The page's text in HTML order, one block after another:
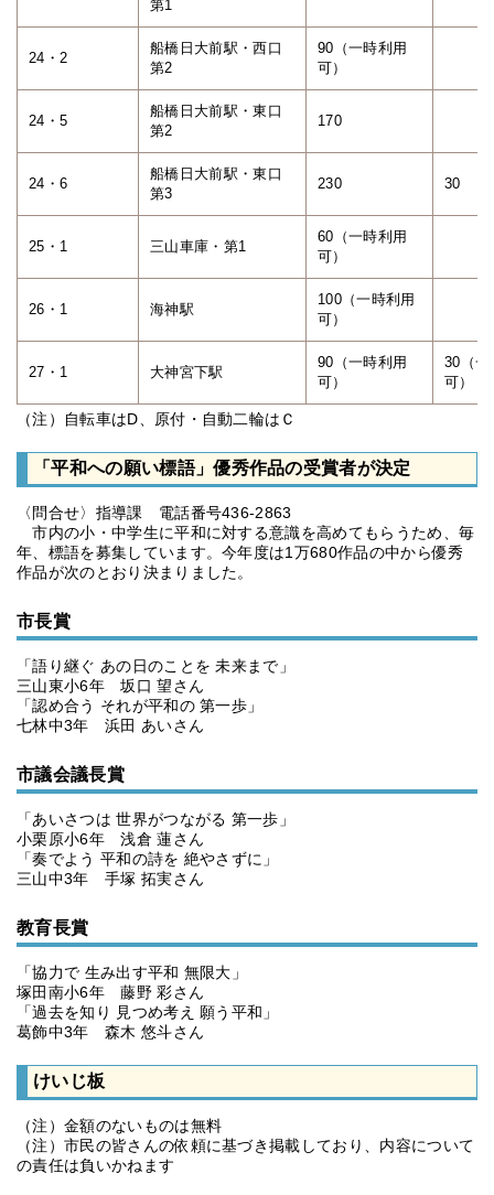
第1
24・2
船橋日大前駅・西口
第2
90（一時利用
可）
24・5
船橋日大前駅・東口
第2
170
24・6
船橋日大前駅・東口
第3
230 30
25・1 三山車庫・第1
60（一時利用
可）
26・1 海神駅
100（一時利用
可）
27・1 大神宮下駅
90（一時利用
可）
30（一
可）
（注）自転車はD、原付・自動二輪はＣ
「平和への願い標語」優秀作品の受賞者が決定
〈問合せ〉指導課 電話番号436-2863
市内の小・中学生に平和に対する意識を高めてもらうため、毎
年、標語を募集しています。今年度は1万680作品の中から優秀
作品が次のとおり決まりました。
市長賞
「語り継ぐ あの日のことを 未来まで」
三山東小6年 坂口 望さん
「認め合う それが平和の 第一歩」
七林中3年 浜田 あいさん
市議会議長賞
「あいさつは 世界がつながる 第一歩」
小栗原小6年 浅倉 蓮さん
「奏でよう 平和の詩を 絶やさずに」
三山中3年 手塚 拓実さん
教育長賞
「協力で 生み出す平和 無限大」
塚田南小6年 藤野 彩さん
「過去を知り 見つめ考え 願う平和」
葛飾中3年 森木 悠斗さん
けいじ板
（注）金額のないものは無料
（注）市民の皆さんの依頼に基づき掲載しており、内容について
の責任は負いかねます